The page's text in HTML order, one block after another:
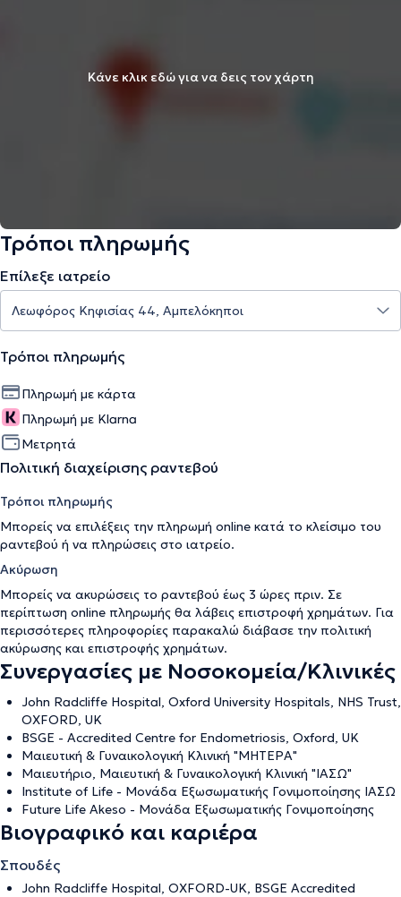
Κάνε κλικ εδώ για να δεις τον χάρτη
Τρόποι πληρωμής
Επίλεξε ιατρείο
Τρόποι πληρωμής
Πληρωμή με κάρτα
Πληρωμή με Klarna
Μετρητά
Πολιτική διαχείρισης ραντεβού
Τρόποι πληρωμής
Μπορείς να επιλέξεις την πληρωμή online κατά το κλείσιμο του
ραντεβού ή να πληρώσεις στο ιατρείο.
Ακύρωση
Μπορείς να ακυρώσεις το ραντεβού έως 3 ώρες πριν. Σε
περίπτωση online πληρωμής θα λάβεις επιστροφή χρημάτων. Για
περισσότερες πληροφορίες παρακαλώ διάβασε την πολιτική
ακύρωσης και επιστροφής χρημάτων.
Συνεργασίες με Νοσοκομεία/Κλινικές
John Radcliffe Hospital, Oxford University Hospitals, NHS Trust,
OXFORD, UK
BSGE - Accredited Centre for Endometriosis, Oxford, UK
Μαιευτική & Γυναικολογική Κλινική "ΜΗΤΕΡΑ"
Μαιευτήριο, Μαιευτική & Γυναικολογική Κλινική "ΙΑΣΩ"
Institute of Life - Μονάδα Εξωσωματικής Γονιμοποίησης ΙΑΣΩ
Future Life Akeso - Μονάδα Εξωσωματικής Γονιμοποίησης
Βιογραφικό και καριέρα
Σπουδές
John Radcliffe Hospital, OXFORD-UK, BSGE Accredited